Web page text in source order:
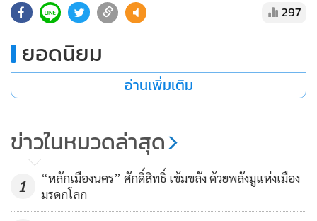
297
ยอดนิยม
อ่านเพิ่มเติม
ข่าวในหมวดล่าสุด
1
“หลักเมืองนคร” ศักดิ์สิทธิ์ เข้มขลัง ด้วยพลังมูแห่งเมือง
มรดกโลก